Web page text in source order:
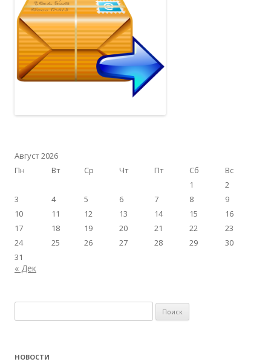
Август 2026
Пн
Вт Ср Чт Пт Сб
Вс
1
2
3
4 5 6 7 8
9
10
11 12 13 14 15
16
17
18 19 20 21 22
23
24
25 26 27 28 29
30
31
« Дек
НОВОСТИ